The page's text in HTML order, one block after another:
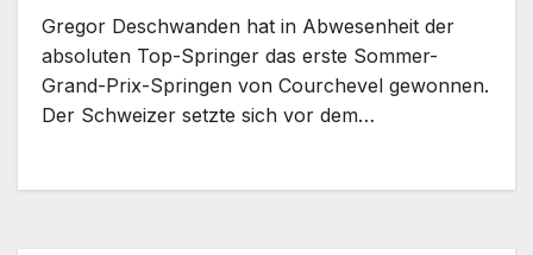
Gregor Deschwanden hat in Abwesenheit der
absoluten Top-Springer das erste Sommer-
Grand-Prix-Springen von Courchevel gewonnen.
Der Schweizer setzte sich vor dem…